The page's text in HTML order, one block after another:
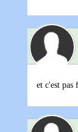
et c'est